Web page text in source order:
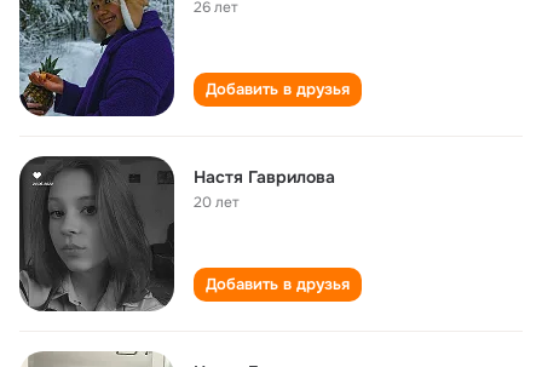
26 лет
Добавить в друзья
Настя Гаврилова
20 лет
Добавить в друзья